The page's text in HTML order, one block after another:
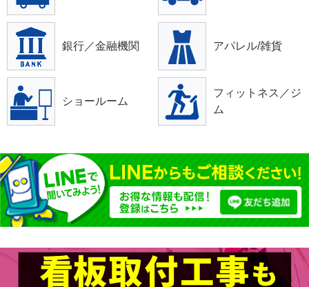
銀行／金融機関 アパレル/雑貨
ショールーム
フィットネス／ジ
ム